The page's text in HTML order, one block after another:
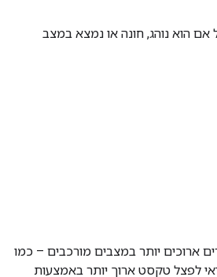
הוא נוהג, חונה או נמצא במצב
ארוכים יותר במצבים מורכבים – כמו
לפצל טקסט ארוך יותר באמצעות